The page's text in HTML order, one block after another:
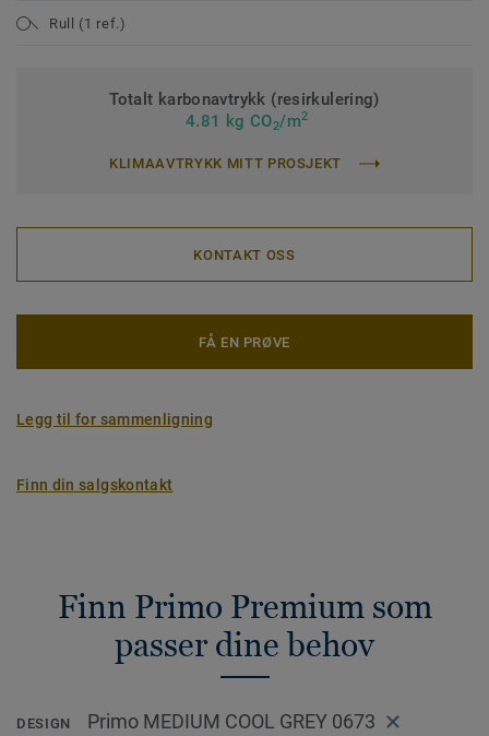
Rull (1 ref.)
Totalt karbonavtrykk (resirkulering)
4.81 kg CO2/m2
KLIMAAVTRYKK MITT PROSJEKT
KONTAKT OSS
FÅ EN PRØVE
Legg til for sammenligning
Finn din salgskontakt
Finn Primo Premium som
passer dine behov
DESIGN Primo MEDIUM COOL GREY 0673